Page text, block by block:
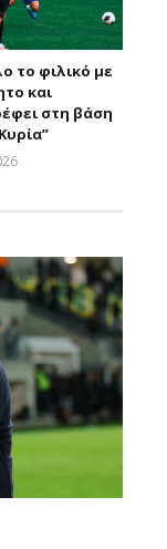
το φιλικό με
και
στη βάση